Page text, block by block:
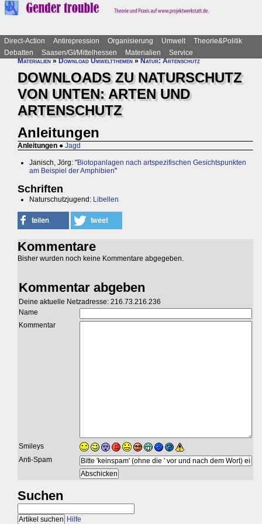
Direct-Action Antirepression Organisierung Umwelt
Theorie&Politik
Debatten
Saasen/GI/Mittelhessen Materialien
Service
Materialien»Download Umweltthemen»Natur: Artenschutz
DOWNLOADS ZU NATURSCHUTZ
VON UNTEN: ARTEN UND
ARTENSCHUTZ
Anleitungen
Anleitungen ● Jagd
Janisch, Jörg: "Biotopanlagen nach artspezifischen Gesichtspunkten
am Beispiel der Amphibien"
Schriften
Naturschutzjugend: Libellen
Kommentare
Bisher wurden noch keine Kommentare abgegeben.
Kommentar abgeben
Deine aktuelle Netzadresse: 216.73.216.236
Name
Kommentar
Smileys
Anti-Spam
Suchen
Hilfe